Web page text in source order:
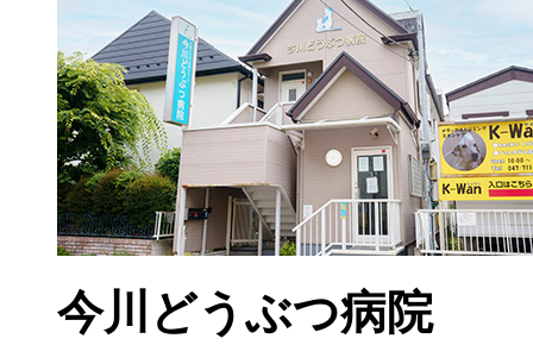
今川どうぶつ病院